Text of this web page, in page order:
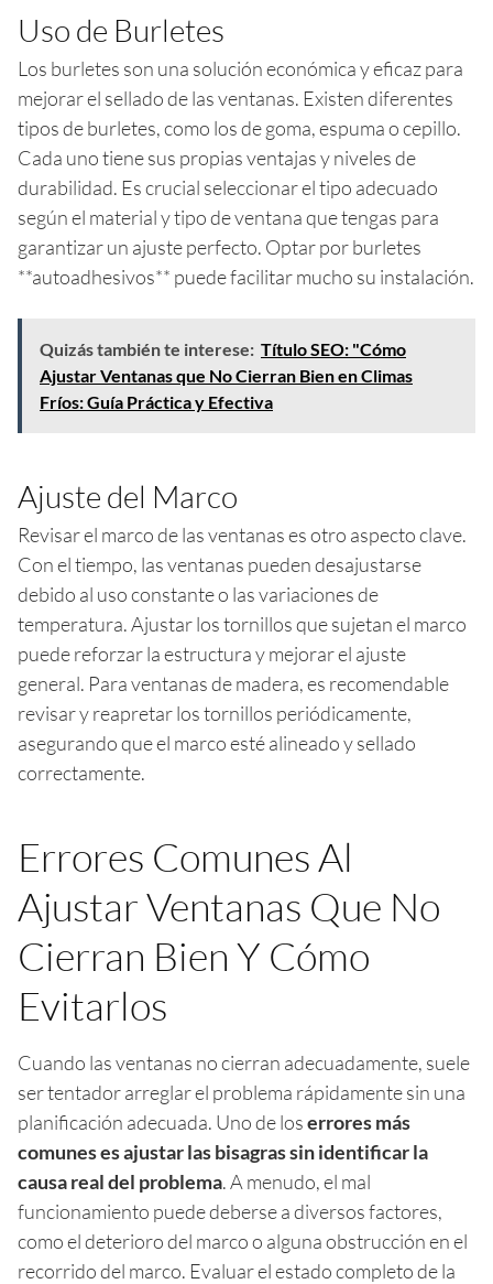
Uso de Burletes
Los burletes son una solución económica y eficaz para
mejorar el sellado de las ventanas. Existen diferentes
tipos de burletes, como los de goma, espuma o cepillo.
Cada uno tiene sus propias ventajas y niveles de
durabilidad. Es crucial seleccionar el tipo adecuado
según el material y tipo de ventana que tengas para
garantizar un ajuste perfecto. Optar por burletes
**autoadhesivos** puede facilitar mucho su instalación.
Quizás también te interese: Título SEO: "Cómo
Ajustar Ventanas que No Cierran Bien en Climas
Fríos: Guía Práctica y Efectiva
Ajuste del Marco
Revisar el marco de las ventanas es otro aspecto clave.
Con el tiempo, las ventanas pueden desajustarse
debido al uso constante o las variaciones de
temperatura. Ajustar los tornillos que sujetan el marco
puede reforzar la estructura y mejorar el ajuste
general. Para ventanas de madera, es recomendable
revisar y reapretar los tornillos periódicamente,
asegurando que el marco esté alineado y sellado
correctamente.
Errores Comunes Al
Ajustar Ventanas Que No
Cierran Bien Y Cómo
Evitarlos
Cuando las ventanas no cierran adecuadamente, suele
ser tentador arreglar el problema rápidamente sin una
planificación adecuada. Uno de loserrores más
comunes es ajustar las bisagras sin identificar la
causa real del problema. A menudo, el mal
funcionamiento puede deberse a diversos factores,
como el deterioro del marco o alguna obstrucción en el
recorrido del marco. Evaluar el estado completo de la